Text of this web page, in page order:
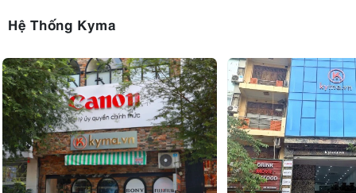
Hệ Thống Kyma